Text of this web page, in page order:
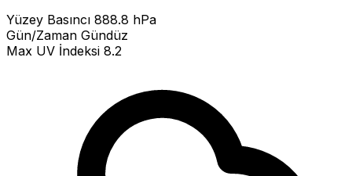
Yüzey Basıncı 888.8 hPa
Gün/Zaman Gündüz
Max UV İndeksi 8.2